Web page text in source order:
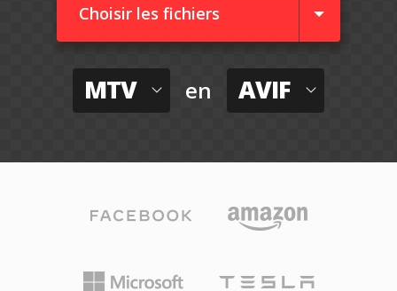
Choisir les fichiers
MTV en AVIF